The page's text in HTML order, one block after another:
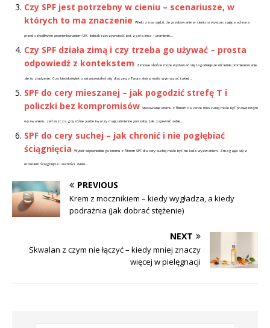
Czy SPF jest potrzebny w cieniu – scenariusze, w
których to ma znaczenie
Wielu z nas sądzi, że przebywanie w cieniu to wystarczająca ochrona
przed szkodliwym promieniowaniem UV. Jednak rzeczywistość jest zgoła inna – promienie...
Czy SPF działa zimą i czy trzeba go używać – prosta
odpowiedź z kontekstem
Zimowe słońce może wydawać się łagodniejsze niż letnie promieniowanie,
ale to złudzenie. Czy kiedykolwiek zastanawiałeś się, dlaczego Twoja skóra może wymagać takiej...
SPF do cery mieszanej – jak pogodzić strefę T i
policzki bez kompromisów Stosowanie kremu z filtrem na cerze mieszanej może być prawdziwym
wyzwaniem, zwłaszcza gdy różne partie twarzy mają odmienne potrzeby. Jak zapewnić sobie...
SPF do cery suchej – jak chronić i nie pogłębiać
ściągnięcia
Wybór odpowiedniego kremu z filtrem SPF dla cery suchej może być nie lada wyzwaniem. Zmagając się z
uczuciem ściągnięcia i suchości, wielu...
PREVIOUS
Krem z mocznikiem – kiedy wygładza, a kiedy
podrażnia (jak dobrać stężenie)
NEXT
Skwalan z czym nie łączyć – kiedy mniej znaczy
więcej w pielęgnacji